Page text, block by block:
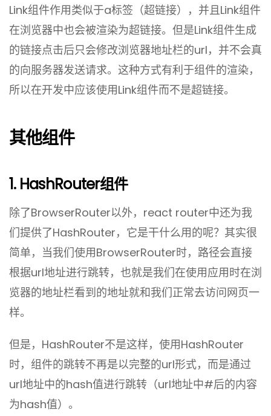
Link组件作用类似于a标签（超链接），并且Link组件
在浏览器中也会被渲染为超链接。但是Link组件生成
的链接点击后只会修改浏览器地址栏的url，并不会真
的向服务器发送请求。这种方式有利于组件的渲染，
所以在开发中应该使用Link组件而不是超链接。
其他组件
1. HashRouter组件
除了BrowserRouter以外，react router中还为我
们提供了HashRouter，它是干什么用的呢？其实很
简单，当我们使用BrowserRouter时，路径会直接
根据url地址进行跳转，也就是我们在使用应用时在浏
览器的地址栏看到的地址就和我们正常去访问网页一
样。
但是，HashRouter不是这样，使用HashRouter
时，组件的跳转不再是以完整的url形式，而是通过
url地址中的hash值进行跳转（url地址中#后的内容
为hash值）。